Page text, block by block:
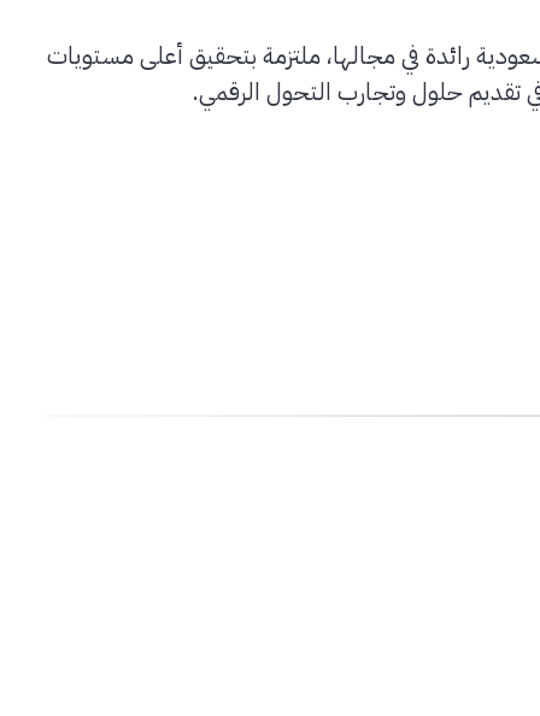
رائدة في مجالها، ملتزمة بتحقيق أعلى مستويات
تقديم حلول وتجارب التحول الرقمي.